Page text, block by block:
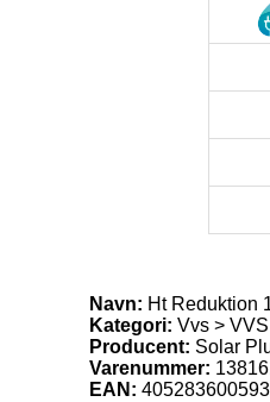
Navn: Ht Reduktion
Kategori: Vvs >
Producent: Solar
Varenummer:
EAN: